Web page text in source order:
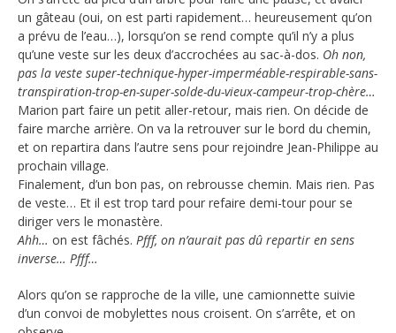
un gâteau (oui, on est parti rapidement… heureusement qu’on
a prévu de l’eau…), lorsqu’on se rend compte qu’il n’y a plus
qu’une veste sur les deux d’accrochées au sac-à-dos. Oh non,
pas la veste super-technique-hyper-imperméable-respirable-sans-
transpiration-trop-en-super-solde-du-vieux-campeur-trop-chère…
Marion part faire un petit aller-retour, mais rien. On décide de
faire marche arrière. On va la retrouver sur le bord du chemin,
et on repartira dans l’autre sens pour rejoindre Jean-Philippe au
prochain village.
Finalement, d’un bon pas, on rebrousse chemin. Mais rien. Pas
de veste… Et il est trop tard pour refaire demi-tour pour se
diriger vers le monastère.
Ahh… on est fâchés. Pfff, on n’aurait pas dû repartir en sens
inverse… Pfff…
Alors qu’on se rapproche de la ville, une camionnette suivie
d’un convoi de mobylettes nous croisent. On s’arrête, et on